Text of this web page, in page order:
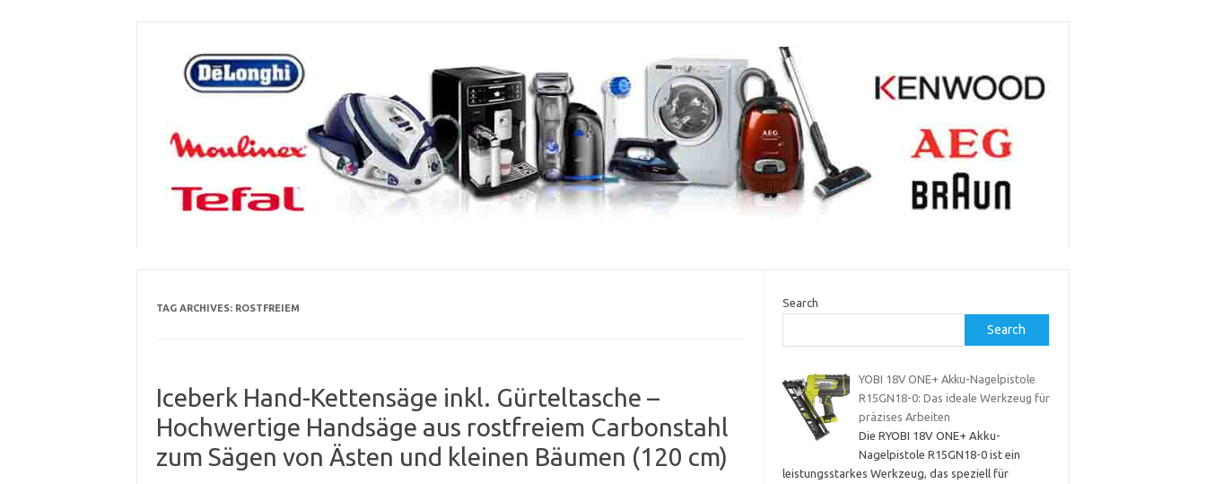
TAG ARCHIVES: ROSTFREIEM
Iceberk Hand-Kettensäge inkl. Gürteltasche –
Hochwertige Handsäge aus rostfreiem Carbonstahl
zum Sägen von Ästen und kleinen Bäumen (120 cm)
Search
Search
YOBI 18V ONE+ Akku-Nagelpistole
R15GN18-0: Das ideale Werkzeug für
präzises Arbeiten
Die RYOBI 18V ONE+ Akku-
Nagelpistole R15GN18-0 ist ein
leistungsstarkes Werkzeug, das speziell für